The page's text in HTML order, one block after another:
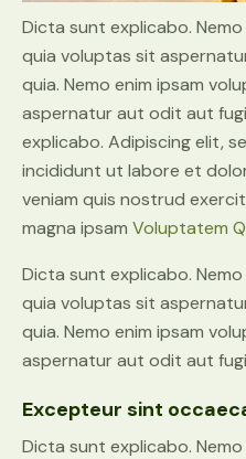
Dicta sunt explicabo.
quia voluptas sit
quia. Nemo enim ipsam
aspernatur aut odit aut
explicabo. Adipiscing elit,
incididunt ut labore et
veniam quis nostrud
magna ipsam Voluptatem
Dicta sunt explicabo.
quia voluptas sit
quia. Nemo enim ipsam
aspernatur aut odit aut
Excepteur sint
Dicta sunt explicabo.